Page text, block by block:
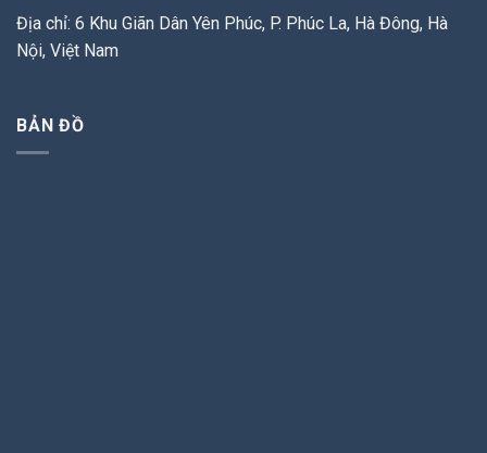
Địa chỉ: 6 Khu Giãn Dân Yên Phúc, P. Phúc La, Hà Đông, Hà
Nội, Việt Nam
BẢN ĐỒ